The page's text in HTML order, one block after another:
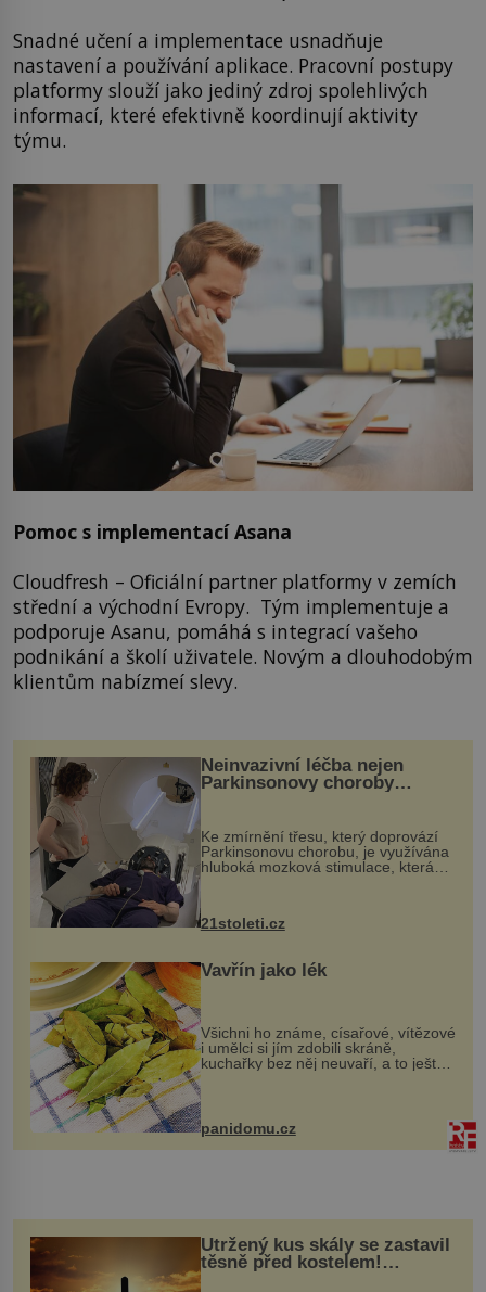
Snadné učení a implementace usnadňuje
nastavení a používání aplikace. Pracovní postupy
platformy slouží jako jediný zdroj spolehlivých
informací, které efektivně koordinují aktivity
týmu.
Pomoc s implementací Asana
Cloudfresh – Oficiální partner platformy v zemích
střední a východní Evropy. Tým implementuje a
podporuje Asanu, pomáhá s integrací vašeho
podnikání a školí uživatele. Novým a dlouhodobým
klientům nabízmeí slevy.
Neinvazivní léčba nejen
Parkinsonovy choroby
Ke zmírnění třesu, který doprovází
Parkinsonovu chorobu, je využívána
hluboká mozková stimulace, která
však vyžaduje vysoce invazivní
k dostatečně přesnému zacílení ...
21stoleti.cz
Vavřín jako lék
Všichni ho známe, císařové, vítězové
i umělci si jím zdobili skráně,
kuchařky bez něj neuvaří, a to ještě
nevíte, že bobkový list může výrazně
zmírnit některé naše neduhy.
Obsahuje v malém množství ně...
panidomu.cz
Utržený kus skály se zastavil
těsně před kostelem!
Ochránila ho boží síla?